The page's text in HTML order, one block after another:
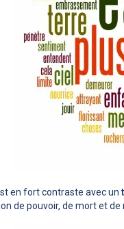
en fort contraste avec un
de pouvoir, de mort et